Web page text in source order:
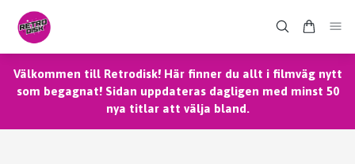
Välkommen till Retrodisk! Här finner du allt i filmväg nytt
som begagnat! Sidan uppdateras dagligen med minst 50
nya titlar att välja bland.